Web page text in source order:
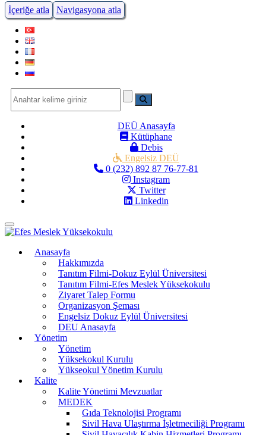
İçeriğe atla Navigasyona atla
DEÜ Anasayfa
Kütüphane
Debis
Engelsiz DEÜ
0 (232) 892 87 76-77-81
Instagram
Twitter
Linkedin
Menüye Geç
Anasayfa
Hakkımızda
Tanıtım Filmi-Dokuz Eylül Üniversitesi
Tanıtım Filmi-Efes Meslek Yüksekokulu
Ziyaret Talep Formu
Organizasyon Şeması
Engelsiz Dokuz Eylül Üniversitesi
DEU Anasayfa
Yönetim
Yönetim
Yüksekokul Kurulu
Yükseokul Yönetim Kurulu
Kalite
Kalite Yönetimi Mevzuatlar
MEDEK
Gıda Teknolojisi Programı
Sivil Hava Ulaştırma İşletmeciliği Programı